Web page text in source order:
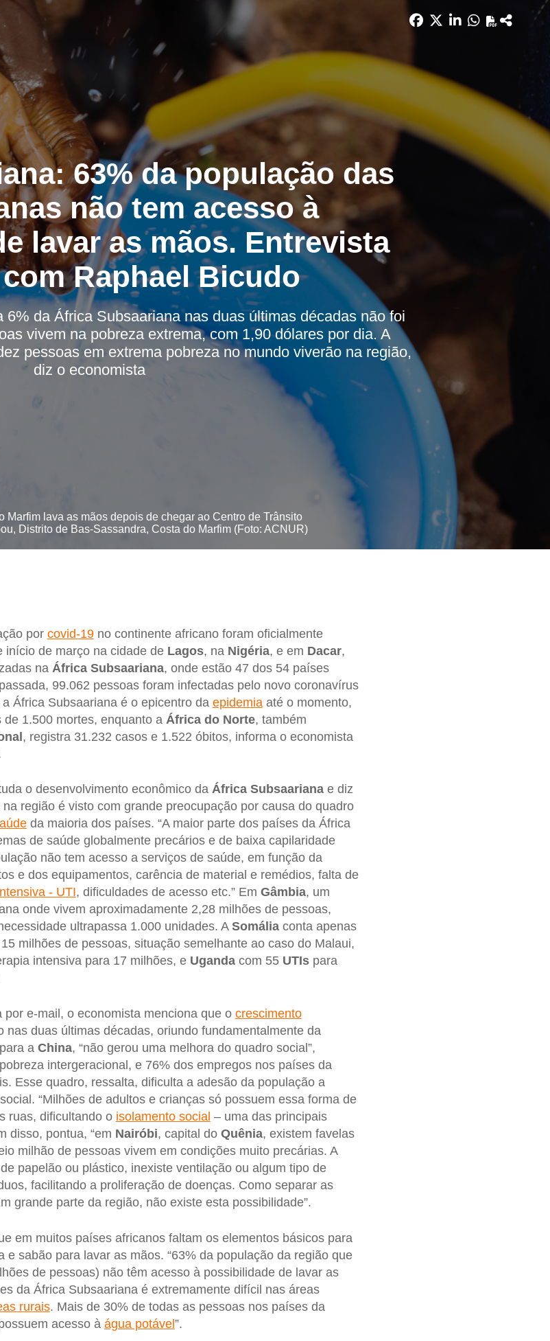
63% da população das
não tem acesso à
lavar as mãos. Entrevista
Raphael Bicudo
da África Subsaariana nas duas últimas décadas não foi
vivem na pobreza extrema, com 1,90 dólares por dia. A
pessoas em extrema pobreza no mundo viverão na região,
diz o economista
Marfim lava as mãos depois de chegar ao Centro de Trânsito
Distrito de Bas-Sassandra, Costa do Marfim (Foto: ACNUR)
por covid-19no continente africano foram oficialmente
início de março na cidade de Lagos, na Nigéria, e em Dacar,
na África Subsaariana, onde estão 47 dos 54 países
99.062 pessoas foram infectadas pelo novo coronavírus
África Subsaariana é o epicentro da epidemiaaté o momento,
1.500 mortes, enquanto a África do Norte, também
, registra 31.232 casos e 1.522 óbitos, informa o economista
o desenvolvimento econômico da África Subsaarianae diz
região é visto com grande preocupação por causa do quadro
da maioria dos países. “A maior parte dos países da África
de saúde globalmente precários e de baixa capilaridade
não tem acesso a serviços de saúde, em função da
e dos equipamentos, carência de material e remédios, falta de
- UTI, dificuldades de acesso etc.” Em Gâmbia, um
onde vivem aproximadamente 2,28 milhões de pessoas,
ultrapassa 1.000 unidades. A Somáliaconta apenas
milhões de pessoas, situação semelhante ao caso do Malaui,
intensiva para 17 milhões, e Ugandacom 55 UTIspara
e-mail, o economista menciona que o crescimento
duas últimas décadas, oriundo fundamentalmente da
a China, “não gerou uma melhora do quadro social”,
intergeracional, e 76% dos empregos nos países da
Esse quadro, ressalta, dificulta a adesão da população a
“Milhões de adultos e crianças só possuem essa forma de
ruas, dificultando o isolamento social – uma das principais
disso, pontua, “em Nairóbi, capital do Quênia, existem favelas
milhão de pessoas vivem em condições muito precárias. A
papelão ou plástico, inexiste ventilação ou algum tipo de
facilitando a proliferação de doenças. Como separar as
grande parte da região, não existe esta possibilidade”.
em muitos países africanos faltam os elementos básicos para
e sabão para lavar as mãos. “63% da população da região que
de pessoas) não têm acesso à possibilidade de lavar as
da África Subsaariana é extremamente difícil nas áreas
rurais. Mais de 30% de todas as pessoas nos países da
acesso à água potável”.